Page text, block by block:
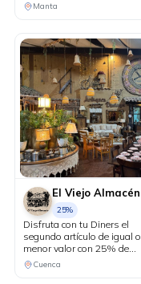
Manta
El Viejo Almacén
25%
Disfruta con tu Diners el
segundo artículo de igual o
menor valor con 25% de
descuento.
Cuenca